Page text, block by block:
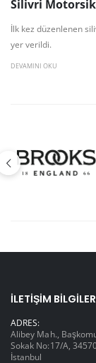
Silivri
İlk kez düzenlenen
yer verildi.
DEVAMINI OKU
İLETIŞIM
ADRES:
Alibey Mah.,
Sokak No:17/A,
İstanbul